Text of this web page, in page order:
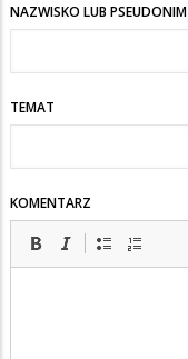
NAZWISKO LUB PSEUDONIM
TEMAT
KOMENTARZ